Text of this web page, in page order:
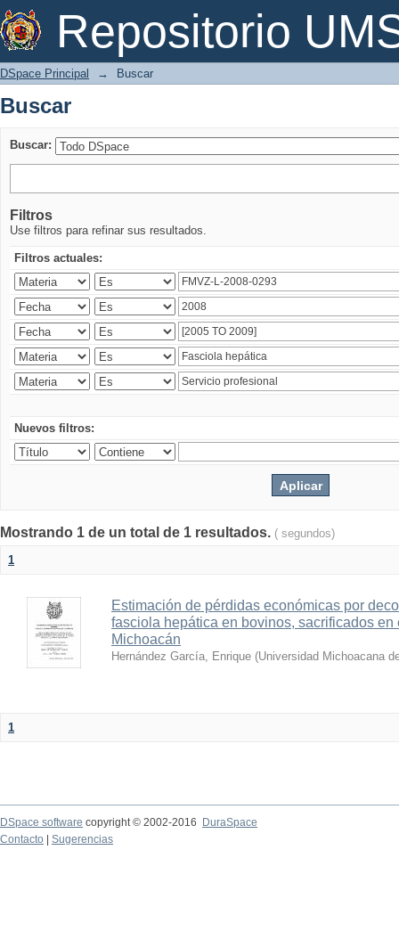
Repositorio
Buscar
DSpace Principal → Buscar
Buscar
Buscar:
Filtros
Use filtros para refinar sus resultados.
Filtros actuales:
Nuevos filtros:
Mostrando 1 de un total de 1 resultados. ( segundos)
1
Estimación de pérdidas económicas por
fasciola hepática en bovinos, sacrificados
Michoacán
Hernández García, Enrique (Universidad Michoacana
1
DSpace software copyright © 2002-2016
DuraSpace
Contacto
Sugerencias